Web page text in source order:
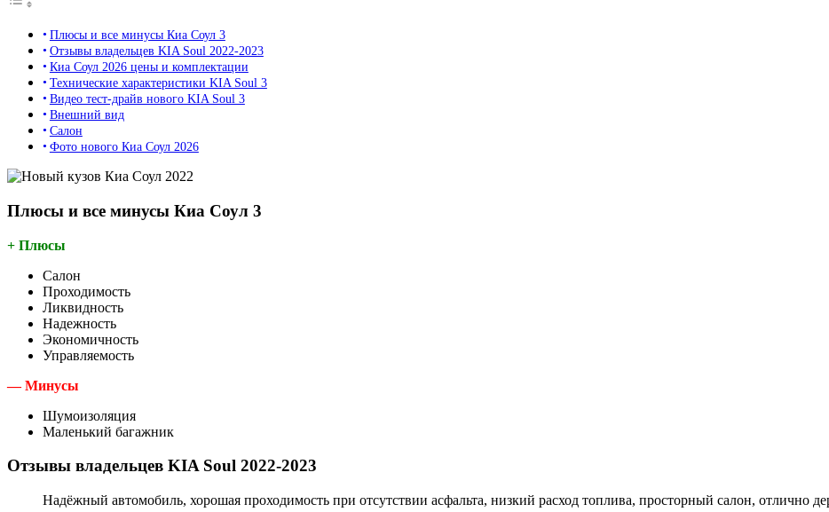
Плюсы и все минусы Киа Соул 3
Отзывы владельцев KIA Soul 2022-2023
Киа Соул 2026 цены и комплектации
Технические характеристики KIA Soul 3
Видео тест-драйв нового KIA Soul 3
Внешний вид
Салон
Фото нового Киа Соул 2026
Плюсы и все минусы Киа Соул 3
+ Плюсы
Салон
Проходимость
Ликвидность
Надежность
Экономичность
Управляемость
— Минусы
Шумоизоляция
Маленький багажник
Отзывы владельцев KIA Soul 2022-2023
Надёжный автомобиль, хорошая проходимость при отсутствии асфальта, низкий расход топлива, просторный салон, отлично